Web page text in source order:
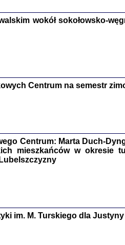
Zagłada
Studia i
wokół sokołowsko-
Centrum na semestr
Centrum: Marta Duch-
mieszkańców w okresie
im. M. Turskiego dla